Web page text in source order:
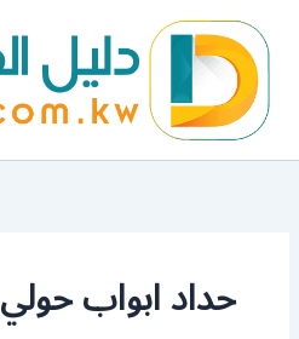
المحتوى
حداد ابواب حولي